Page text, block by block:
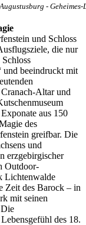
-
und Schloss
die nur
und beeindruckt mit
Altar und
aus 150
des
greifbar. Die
und
erzgebirgischer
Outdoor-
Lichtenwalde
Zeit des Barock – in
mit seinen
des 18.